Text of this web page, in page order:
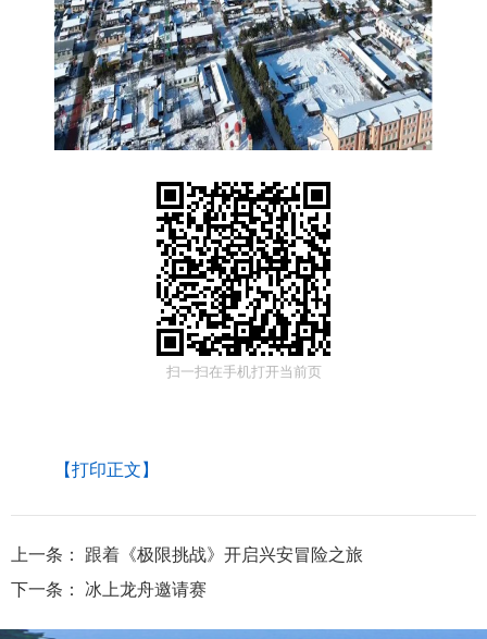
扫一扫在手机打开当前页
【打印正文】
上一条：
跟着《极限挑战》开启兴安冒险之旅
下一条：
冰上龙舟邀请赛